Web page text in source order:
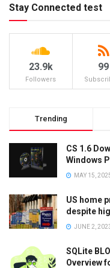
Stay Connected test
23.9k
Followers
99
Trending
CS 1.6
Windows
MAY 15,
US home
despite
JUNE 2,
SQLite
Overview